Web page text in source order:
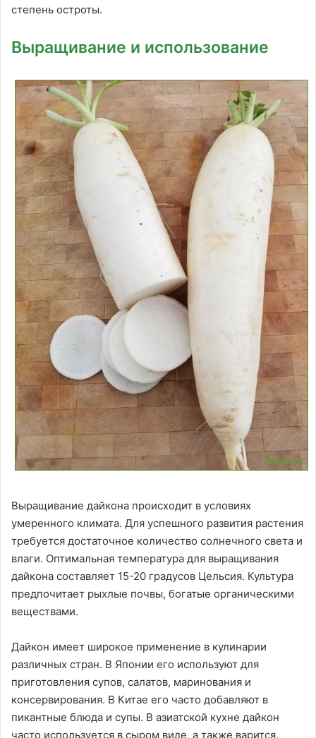
степень остроты.
Выращивание и использование
Выращивание дайкона происходит в условиях
умеренного климата. Для успешного развития растения
требуется достаточное количество солнечного света и
влаги. Оптимальная температура для выращивания
дайкона составляет 15-20 градусов Цельсия. Культура
предпочитает рыхлые почвы, богатые органическими
веществами.
Дайкон имеет широкое применение в кулинарии
различных стран. В Японии его используют для
приготовления супов, салатов, маринования и
консервирования. В Китае его часто добавляют в
пикантные блюда и супы. В азиатской кухне дайкон
часто используется в сыром виде, а также варится,